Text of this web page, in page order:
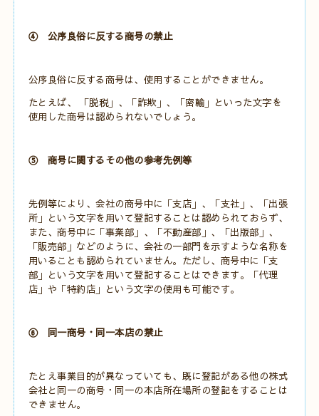
④ 公序良俗に反する商号の禁止
公序良俗に反する商号は、使用することができません。
たとえば、 「脱税」、「詐欺」、「密輸」といった文字を
使用した商号は認められないでしょう。
⑤ 商号に関するその他の参考先例等
先例等により、会社の商号中に「支店」、「支社」、「出張
所」という文字を用いて登記することは認められておらず、
また、商号中に「事業部」、「不動産部」、「出版部」、
「販売部」などのように、会社の一部門を示すような名称を
用いることも認められていません。ただし、商号中に「支
部」という文字を用いて登記することはできます。「代理
店」や「特約店」という文字の使用も可能です。
⑥ 同一商号・同一本店の禁止
たとえ事業目的が異なっていても、既に登記がある他の株式
会社と同一の商号・同一の本店所在場所の登記をすることは
できません。